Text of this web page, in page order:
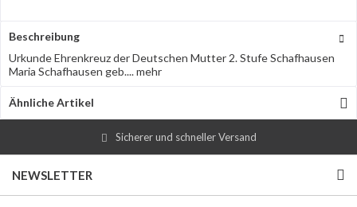
Beschreibung
Urkunde Ehrenkreuz der Deutschen Mutter 2. Stufe Schafhausen
Maria Schafhausen geb....mehr
Ähnliche Artikel
Sicherer und schneller Versand
NEWSLETTER